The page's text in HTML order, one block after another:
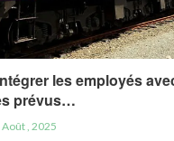
les employés
prévus…
Août , 2025